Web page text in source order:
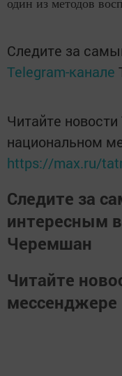
один из методов
Следите за
Telegram-канале
Читайте новости
национальном
https://max.ru/
Следите за
интересным в
Черемшан
Читайте
мессенджере